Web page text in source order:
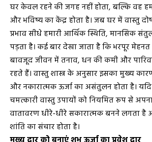
घर केवल रहने की जगह नहीं होता, बल्कि वह
और भविष्य का केंद्र होता है। जब घर में वास्तु
प्रभाव सीधे हमारी आर्थिक स्थिति, मानसिक
पड़ता है। कई बार देखा जाता है कि भरपूर
बावजूद जीवन में तनाव, धन की कमी और
रहते हैं। वास्तु शास्त्र के अनुसार इसका मुख्य
और नकारात्मक ऊर्जा का असंतुलन होता है।
चमत्कारी वास्तु उपायों को नियमित रूप से
वातावरण धीरे-धीरे सकारात्मक बनने लगता
शांति का संचार होता है।